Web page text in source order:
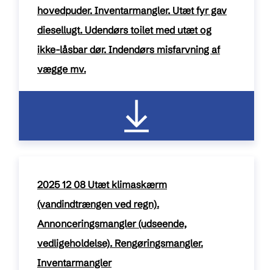
hovedpuder. Inventarmangler. Utæt fyr gav
diesellugt. Udendørs toilet med utæt og
ikke-låsbar dør. Indendørs misfarvning af
vægge mv.
2025 12 08 Utæt klimaskærm
(vandindtrængen ved regn).
Annonceringsmangler (udseende,
vedligeholdelse). Rengøringsmangler.
Inventarmangler